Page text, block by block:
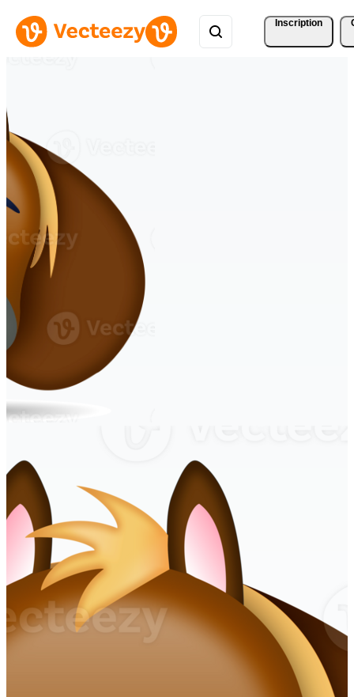
Inscription